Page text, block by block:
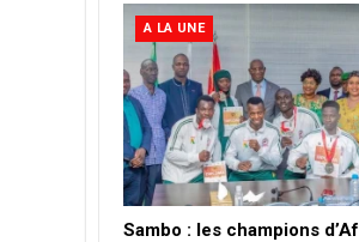
A LA UNE
Sambo : les champions